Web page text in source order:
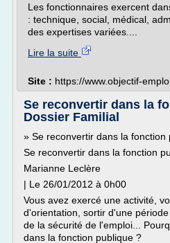
Les fonctionnaires exercent
: technique, social, médical,
des expertises variées....
Lire la suite
Site : https://www.objectif-
Se reconvertir dans la
Dossier Familial
» Se reconvertir dans la fonction
Se reconvertir dans la fonction
Marianne Leclère
| Le 26/01/2012 à 0h00
Vous avez exercé une activité,
d'orientation, sortir d'une
de la sécurité de l'emploi...
dans la fonction publique ?